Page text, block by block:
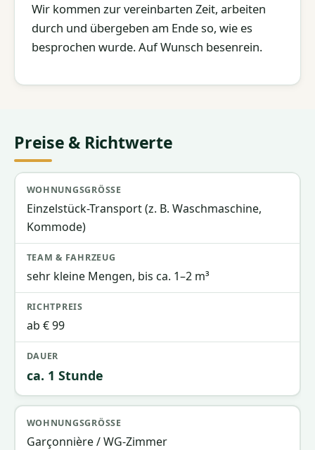
Wir kommen zur vereinbarten Zeit, arbeiten
durch und übergeben am Ende so, wie es
besprochen wurde. Auf Wunsch besenrein.
Preise & Richtwerte
Wohnungsgröße
Einzelstück-Transport (z. B. Waschmaschine,
Kommode)
sehr kleine Mengen, bis ca. 1–2 m³
ab € 99
ca. 1 Stunde
Garçonnière / WG-Zimmer